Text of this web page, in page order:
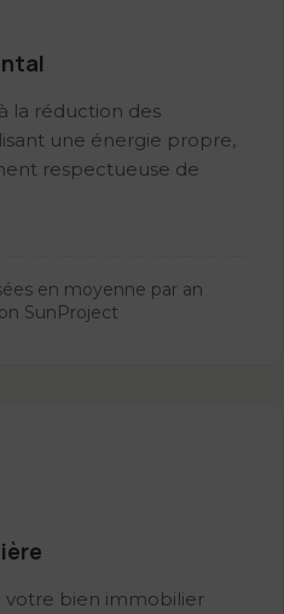
la réduction des
une énergie propre,
respectueuse de
en moyenne par an
SunProject
votre bien immobilier